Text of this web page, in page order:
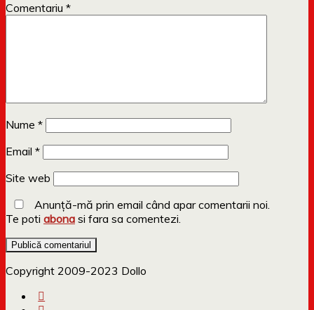
Comentariu *
Nume *
Email *
Site web
Anunță-mă prin email când apar comentarii noi.
Te poti abona si fara sa comentezi.
Copyright 2009-2023 Dollo